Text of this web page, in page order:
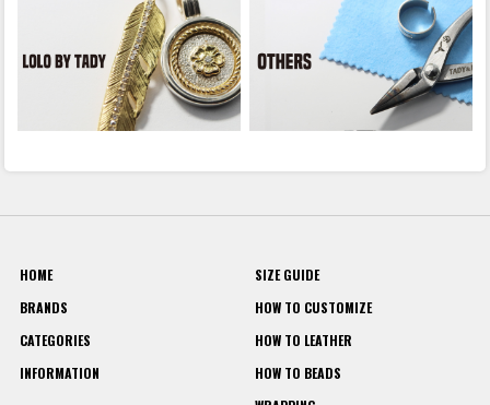
HOME
BRANDS
CATEGORIES
INFORMATION
SIZE GUIDE
HOW TO CUSTOMIZE
HOW TO LEATHER
HOW TO BEADS